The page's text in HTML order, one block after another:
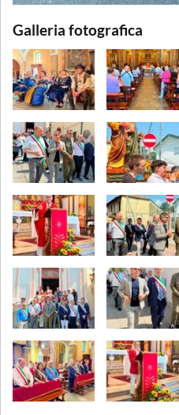
Galleria fotografica